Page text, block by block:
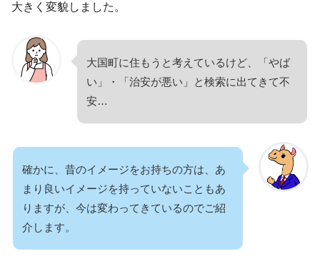
大きく変貌しました。
大国町に住もうと考えているけど、「やば
い」・「治安が悪い」と検索に出てきて不
安…
確かに、昔のイメージをお持ちの方は、あ
まり良いイメージを持っていないこともあ
りますが、今は変わってきているのでご紹
介します。